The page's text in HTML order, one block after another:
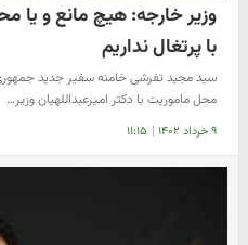
وزیر خارجه: هیچ مانع و یا
با پرتغال نداریم
سید مجید تفرشی خامنه سفیر جدید
محل ماموریت با دکتر امیرعبداللهیان وزیر…
۹ خرداد ۱۴۰۲ | ۱۱:۱۵